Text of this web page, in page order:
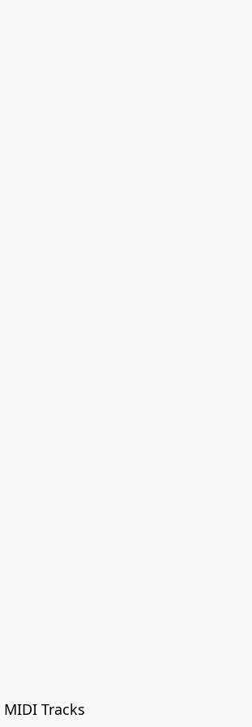
MIDI Tracks